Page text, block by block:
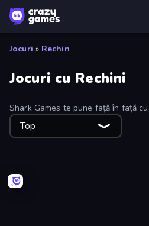
Jocuri » Rechin
Jocuri cu Rechini
Shark Games te pune față în față
oceanului, unde vânezi, lupți,
aventuri subacvatice captivante
Top